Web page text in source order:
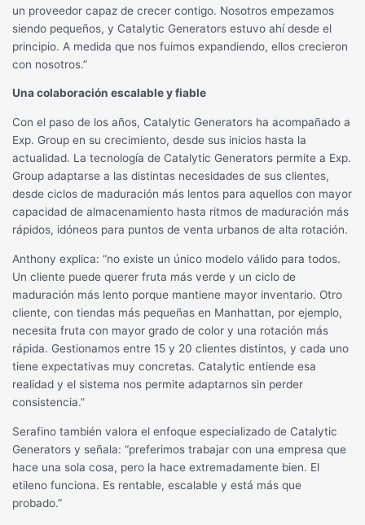
un proveedor capaz de crecer contigo. Nosotros empezamos
siendo pequeños, y Catalytic Generators estuvo ahí desde el
principio. A medida que nos fuimos expandiendo, ellos crecieron
con nosotros.”
Una colaboración escalable y fiable
Con el paso de los años, Catalytic Generators ha acompañado a
Exp. Group en su crecimiento, desde sus inicios hasta la
actualidad. La tecnología de Catalytic Generators permite a Exp.
Group adaptarse a las distintas necesidades de sus clientes,
desde ciclos de maduración más lentos para aquellos con mayor
capacidad de almacenamiento hasta ritmos de maduración más
rápidos, idóneos para puntos de venta urbanos de alta rotación.
Anthony explica: “no existe un único modelo válido para todos.
Un cliente puede querer fruta más verde y un ciclo de
maduración más lento porque mantiene mayor inventario. Otro
cliente, con tiendas más pequeñas en Manhattan, por ejemplo,
necesita fruta con mayor grado de color y una rotación más
rápida. Gestionamos entre 15 y 20 clientes distintos, y cada uno
tiene expectativas muy concretas. Catalytic entiende esa
realidad y el sistema nos permite adaptarnos sin perder
consistencia.”
Serafino también valora el enfoque especializado de Catalytic
Generators y señala: “preferimos trabajar con una empresa que
hace una sola cosa, pero la hace extremadamente bien. El
etileno funciona. Es rentable, escalable y está más que
probado.”